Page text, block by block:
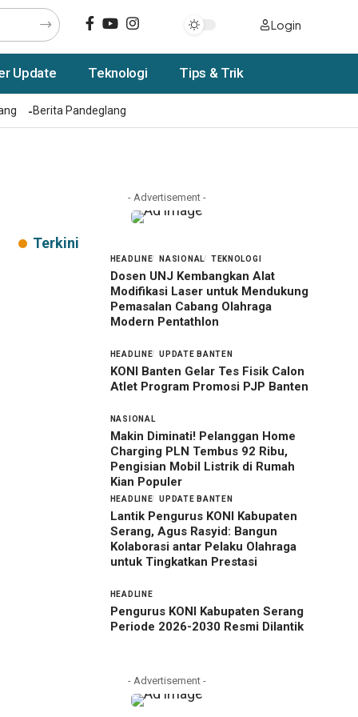
Login
Update Teknologi Tips & Trik
Berita Pandeglang
- Advertisement -
Terkini
HEADLINE NASIONAL TEKNOLOGI
Dosen UNJ Kembangkan Alat
Modifikasi Laser untuk Mendukung
Pemasalan Cabang Olahraga
Modern Pentathlon
HEADLINE UPDATE BANTEN
KONI Banten Gelar Tes Fisik Calon
Atlet Program Promosi PJP Banten
NASIONAL
Makin Diminati! Pelanggan Home
Charging PLN Tembus 92 Ribu,
Pengisian Mobil Listrik di Rumah
Kian Populer
HEADLINE UPDATE BANTEN
Lantik Pengurus KONI Kabupaten
Serang, Agus Rasyid: Bangun
Kolaborasi antar Pelaku Olahraga
untuk Tingkatkan Prestasi
HEADLINE
Pengurus KONI Kabupaten Serang
Periode 2026-2030 Resmi Dilantik
- Advertisement -